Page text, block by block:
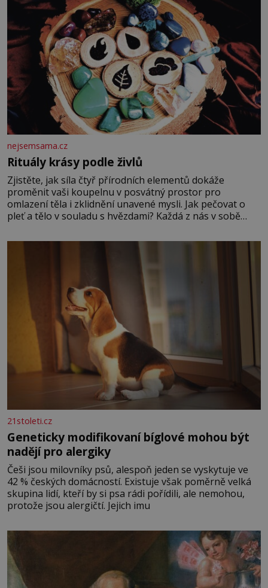
nejsemsama.cz
Rituály krásy podle živlů
Zjistěte, jak síla čtyř přírodních elementů dokáže
proměnit vaši koupelnu v posvátný prostor pro
omlazení těla i zklidnění unavené mysli. Jak pečovat o
pleť a tělo v souladu s hvězdami? Každá z nás v sobě
povaze, ale i v potřebách naší pokožky. Ohnivá znamení
Ženy narozené ve znamení Berana, Lva a Střelce v sobě
nesou žár, odvahu a neutuchající elán. Vaše
21stoleti.cz
Geneticky modifikovaní bíglové mohou být
nadějí pro alergiky
Češi jsou milovníky psů, alespoň jeden se vyskytuje ve
42 % českých domácností. Existuje však poměrně velká
skupina lidí, kteří by si psa rádi pořídili, ale nemohou,
protože jsou alergičtí. Jejich imu